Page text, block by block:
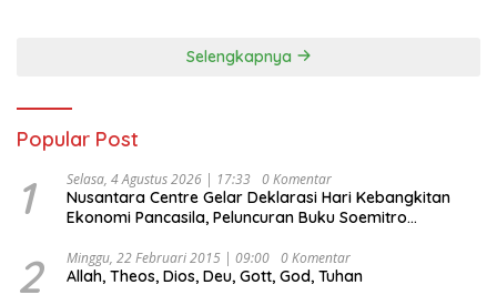
Selengkapnya
Popular Post
1 Selasa, 4 Agustus 2026 | 17:33 0 Komentar
Nusantara Centre Gelar Deklarasi Hari Kebangkitan
Ekonomi Pancasila, Peluncuran Buku Soemitro
Ekonomi Politik Indonesia) & Simposium Nasional
“Urgensi Undang-Undang Perekonomian Nasional dan
2 Minggu, 22 Februari 2015 | 09:00 0 Komentar
Allah, Theos, Dios, Deu, Gott, God, Tuhan